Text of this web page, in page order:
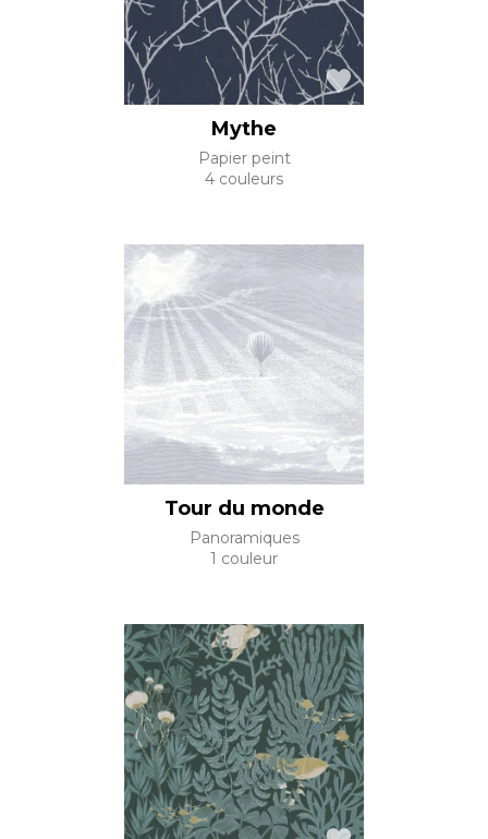
Mythe
Papier peint
4 couleurs
Tour du monde
Panoramiques
1 couleur